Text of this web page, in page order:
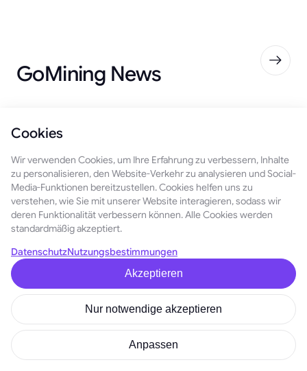
GoMining News
August 1, 2026
in Gewinne
July 24, 2026
Inside GoMining, Film 2: Die Mining-Anlage, die
absichtlich abgeschaltet wurde
July 16, 2026
Werden Sie ein echter GoMining-Partner
July 15, 2026
Miner Wars Update: Faire Ligen, immer
Cookies
Wir verwenden Cookies, um Ihre Erfahrung zu verbessern, Inhalte
zu personalisieren, den Website-Verkehr zu analysieren und Social-
Media-Funktionen bereitzustellen. Cookies helfen uns zu
verstehen, wie Sie mit unserer Website interagieren, sodass wir
deren Funktionalität verbessern können. Alle Cookies werden
standardmäßig akzeptiert.
DatenschutzNutzungsbestimmungen
Akzeptieren
Nur notwendige akzeptieren
Anpassen